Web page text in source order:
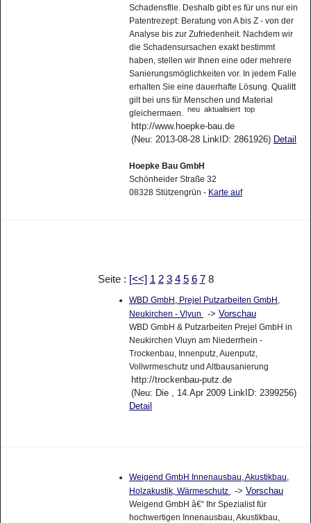
Schadensflle. Deshalb gibt es für uns nur ein
Patentrezept: Beratung von A bis Z - von der
Analyse bis zur Zufriedenheit. Nachdem wir
die Schadensursachen exakt bestimmt
haben, stellen wir Ihnen eine oder mehrere
Sanierungsmöglichkeiten vor. In jedem Falle
erhalten Sie eine dauerhafte Lösung. Qualitt
gilt bei uns für Menschen und Material
gleichermaen.
neu aktualisiert top
http://www.hoepke-bau.de
(Neu: 2013-08-28 LinkID: 2861926) Detail
Hoepke Bau GmbH
Schönheider Straße 32
08328 Stützengrün - Karte auf
Seite : [<<] 1 2 3 4 5 6 78
WBD GmbH, Prejel Putzarbeiten GmbH,
Neukirchen - Vlyun
-> Vorschau
WBD GmbH & Putzarbeiten Prejel GmbH in
Neukirchen Vluyn am Niederrhein -
Trockenbau, Innenputz, Auenputz,
Vollwrmeschutz und Altbausanierung
http://trockenbau-putz.de
(Neu: Die , 14.Apr 2009 LinkID: 2399256)
Detail
Weigend GmbH Innenausbau, Akustikbau,
Holzakustik, Wärmeschutz
-> Vorschau
Weigend GmbH â€“ Ihr Spezialist für
hochwertigen Innenausbau, Akustikbau,